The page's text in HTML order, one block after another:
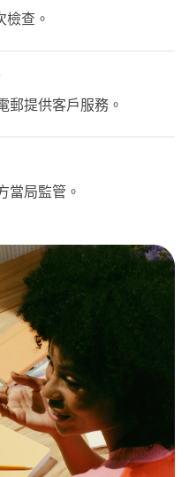
查。
郵提供客戶服務。
當局監管。